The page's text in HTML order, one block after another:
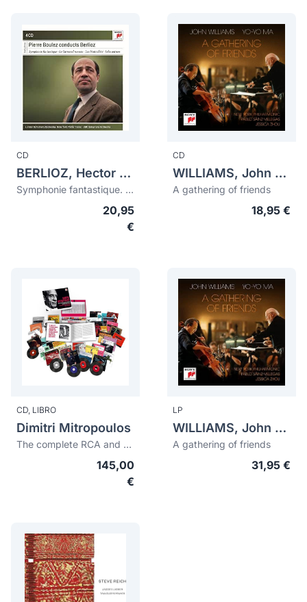
CD
BERLIOZ, Hector (1803-1869)
Symphonie fantastique. Le Carnaval romain. Les Nuits d'été...
20,95
€
CD
WILLIAMS, John (1932)
A gathering of friends
18,95 €
CD, LIBRO
Dimitri Mitropoulos
The complete RCA and Columbia Album Collection
145,00
€
LP
WILLIAMS, John (1932)
A gathering of friends
31,95 €